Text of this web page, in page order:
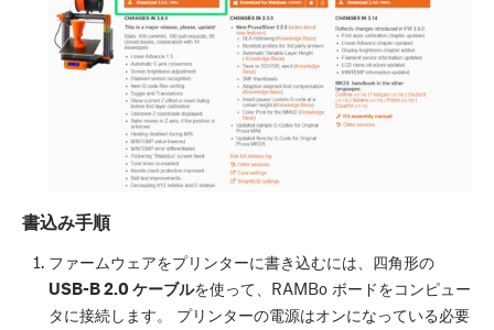
書込み手順
ファームウェアをプリンターに書き込むには、四角形の
USB-B 2.0 ケーブルを使って、RAMBo ボードをコンピュー
タに接続します。 プリンターの電源はオンになっている必要